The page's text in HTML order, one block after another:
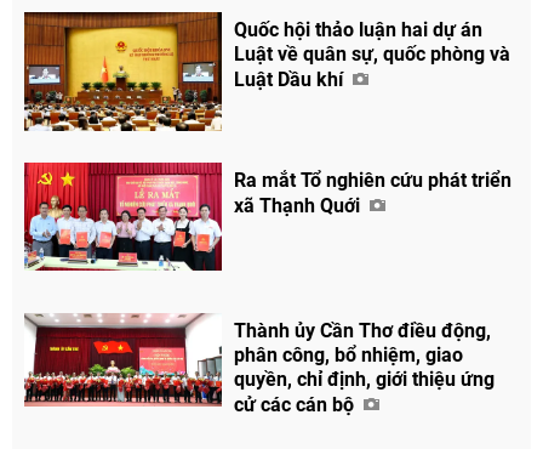
Quốc hội thảo luận hai dự án
Luật về quân sự, quốc phòng và
Luật Dầu khí
Ra mắt Tổ nghiên cứu phát triển
xã Thạnh Quới
Thành ủy Cần Thơ điều động,
phân công, bổ nhiệm, giao
quyền, chỉ định, giới thiệu ứng
cử các cán bộ